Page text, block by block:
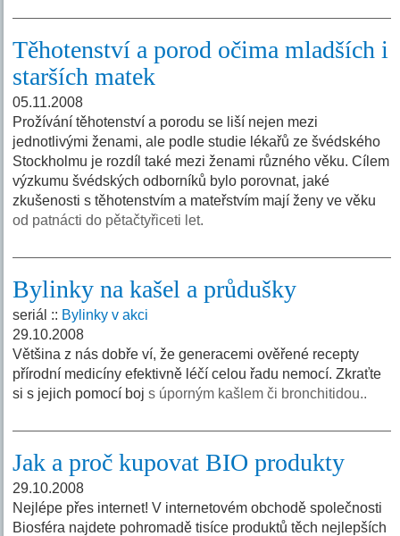
Těhotenství a porod očima mladších i
starších matek
05.11.2008
Prožívání těhotenství a porodu se liší nejen mezi
jednotlivými ženami, ale podle studie lékařů ze švédského
Stockholmu je rozdíl také mezi ženami různého věku. Cílem
výzkumu švédských odborníků bylo porovnat, jaké
zkušenosti s těhotenstvím a mateřstvím mají ženy ve věku
od patnácti do pětačtyřiceti let.
Bylinky na kašel a průdušky
seriál :: Bylinky v akci
29.10.2008
Většina z nás dobře ví, že generacemi ověřené recepty
přírodní medicíny efektivně léčí celou řadu nemocí. Zkraťte
si s jejich pomocí bojs úporným kašlem či bronchitidou..
Jak a proč kupovat BIO produkty
29.10.2008
Nejlépe přes internet! V internetovém obchodě společnosti
Biosféra najdete pohromadě tisíce produktů těch nejlepších